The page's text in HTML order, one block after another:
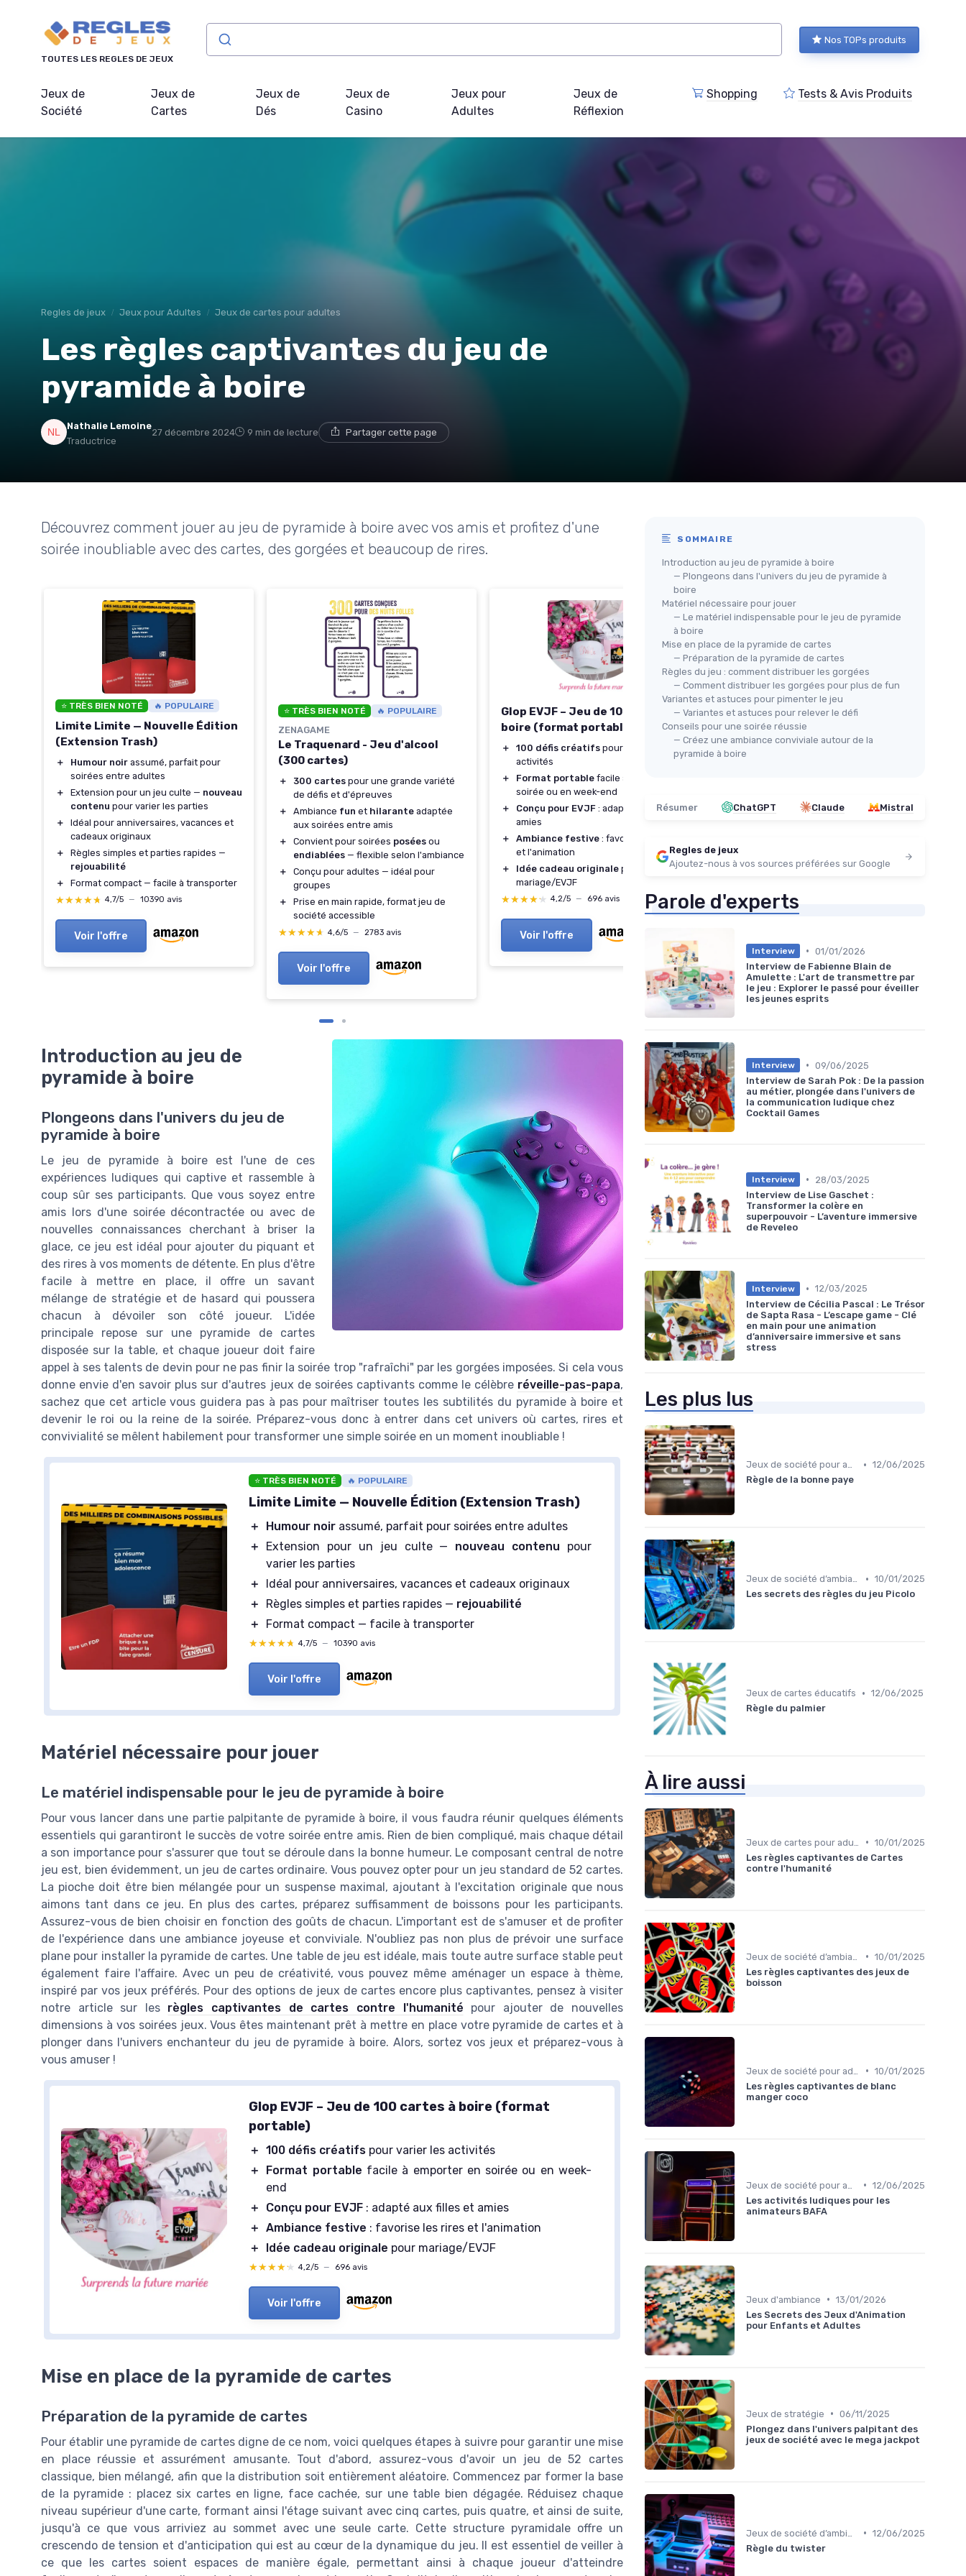
TOUTES LES REGLES DE JEUX
Nos TOPs produits
Jeux de
Société
Jeux de
Cartes
Jeux de
Dés
Jeux de
Casino
Jeux pour
Adultes
Jeux de
Réflexion
Shopping Tests & Avis Produits
Regles de jeux Jeux pour Adultes Jeux de cartes pour adultes
Les règles captivantes du jeu de
pyramide à boire
Nathalie Lemoine
Traductrice
27 décembre 2024 9 min de lecture Partager cette page
Découvrez comment jouer au jeu de pyramide à boire avec vos amis et profitez d'une
soirée inoubliable avec des cartes, des gorgées et beaucoup de rires.
⭐ TRÈS BIEN NOTÉ 🔥 POPULAIRE
Limite Limite — Nouvelle Édition
(Extension Trash)
＋ Humour noir assumé, parfait pour
soirées entre adultes
＋
Extension pour un jeu culte — nouveau
contenu pour varier les parties
＋
Idéal pour anniversaires, vacances et
cadeaux originaux
＋
Règles simples et parties rapides —
rejouabilité
＋
Format compact — facile à transporter
★★★★★
★★★★★ 4,7/5 — 10390 avis
Voir l'offre
⭐ TRÈS BIEN NOTÉ 🔥 POPULAIRE
ZENAGAME
Le Traquenard - Jeu d'alcool
(300 cartes)
＋ 300 cartes pour une grande variété
de défis et d'épreuves
＋
Ambiance fun et hilarante adaptée
aux soirées entre amis
＋
Convient pour soirées posées ou
endiablées — flexible selon l'ambiance
＋
Conçu pour adultes — idéal pour
groupes
＋
Prise en main rapide, format jeu de
société accessible
★★★★★
★★★★★ 4,6/5 — 2783 avis
Voir l'offre
Glop EVJF – Jeu de 100 cartes à
boire (format portable)
＋ 100 défis créatifs pour varier les
activités
＋
Format portable facile à emporter en
soirée ou en week-end
＋
Conçu pour EVJF : adapté aux filles et
amies
＋
Ambiance festive : favorise les rires
et l'animation
＋
Idée cadeau originale pour
mariage/EVJF
★★★★★
★★★★★ 4,2/5 — 696 avis
Voir l'offre
Déchirés — Jeu à boire (100
cartes) — Édition française
＋
＋ Idéal pour fêteset soirées entre amis
★★★★★
★★★★★ 972 avis
Voir l'offre
Introduction au jeu de
pyramide à boire
Plongeons dans l'univers du jeu de
pyramide à boire
Le jeu de pyramide à boire est l'une de ces
expériences ludiques qui captive et rassemble à
coup sûr ses participants. Que vous soyez entre
amis lors d'une soirée décontractée ou avec de
nouvelles connaissances cherchant à briser la
glace, ce jeu est idéal pour ajouter du piquant et
des rires à vos moments de détente. En plus d'être
facile à mettre en place, il offre un savant
mélange de stratégie et de hasard qui poussera
chacun à dévoiler son côté joueur. L'idée
principale repose sur une pyramide de cartes
disposée sur la table, et chaque joueur doit faire
appel à ses talents de devin pour ne pas finir la soirée trop "rafraîchi" par les gorgées imposées. Si cela vous
donne envie d'en savoir plus sur d'autres jeux de soirées captivants comme le célèbre réveille-pas-papa,
sachez que cet article vous guidera pas à pas pour maîtriser toutes les subtilités du pyramide à boire et
devenir le roi ou la reine de la soirée. Préparez-vous donc à entrer dans cet univers où cartes, rires et
convivialité se mêlent habilement pour transformer une simple soirée en un moment inoubliable !
⭐ TRÈS BIEN NOTÉ 🔥 POPULAIRE
Limite Limite — Nouvelle Édition (Extension Trash)
＋ Humour noir assumé, parfait pour soirées entre adultes
＋
Extension pour un jeu culte — nouveau contenu pour
varier les parties
＋
Idéal pour anniversaires, vacances et cadeaux originaux
＋
Règles simples et parties rapides — rejouabilité
＋
Format compact — facile à transporter
★★★★★
★★★★★ 4,7/5 — 10390 avis
Voir l'offre
Matériel nécessaire pour jouer
Le matériel indispensable pour le jeu de pyramide à boire
Pour vous lancer dans une partie palpitante de pyramide à boire, il vous faudra réunir quelques éléments
essentiels qui garantiront le succès de votre soirée entre amis. Rien de bien compliqué, mais chaque détail
a son importance pour s'assurer que tout se déroule dans la bonne humeur. Le composant central de notre
jeu est, bien évidemment, un jeu de cartes ordinaire. Vous pouvez opter pour un jeu standard de 52 cartes.
La pioche doit être bien mélangée pour un suspense maximal, ajoutant à l'excitation originale que nous
aimons tant dans ce jeu. En plus des cartes, préparez suffisamment de boissons pour les participants.
Assurez-vous de bien choisir en fonction des goûts de chacun. L'important est de s'amuser et de profiter
de l'expérience dans une ambiance joyeuse et conviviale. N'oubliez pas non plus de prévoir une surface
plane pour installer la pyramide de cartes. Une table de jeu est idéale, mais toute autre surface stable peut
également faire l'affaire. Avec un peu de créativité, vous pouvez même aménager un espace à thème,
inspiré par vos jeux préférés. Pour des options de jeux de cartes encore plus captivantes, pensez à visiter
notre article sur les règles captivantes de cartes contre l'humanité pour ajouter de nouvelles
dimensions à vos soirées jeux. Vous êtes maintenant prêt à mettre en place votre pyramide de cartes et à
plonger dans l'univers enchanteur du jeu de pyramide à boire. Alors, sortez vos jeux et préparez-vous à
vous amuser !
Glop EVJF – Jeu de 100 cartes à boire (format
portable)
＋ 100 défis créatifs pour varier les activités
＋
Format portable facile à emporter en soirée ou en week-
end
＋
Conçu pour EVJF : adapté aux filles et amies
＋ Ambiance festive : favorise les rires et l'animation
＋
Idée cadeau originale pour mariage/EVJF
★★★★★
★★★★★ 4,2/5 — 696 avis
Voir l'offre
Mise en place de la pyramide de cartes
Préparation de la pyramide de cartes
Pour établir une pyramide de cartes digne de ce nom, voici quelques étapes à suivre pour garantir une mise
en place réussie et assurément amusante. Tout d'abord, assurez-vous d'avoir un jeu de 52 cartes
classique, bien mélangé, afin que la distribution soit entièrement aléatoire. Commencez par former la base
de la pyramide : placez six cartes en ligne, face cachée, sur une table bien dégagée. Réduisez chaque
niveau supérieur d'une carte, formant ainsi l'étage suivant avec cinq cartes, puis quatre, et ainsi de suite,
jusqu'à ce que vous arriviez au sommet avec une seule carte. Cette structure pyramidale offre un
crescendo de tension et d'anticipation qui est au cœur de la dynamique du jeu. Il est essentiel de veiller à
ce que les cartes soient espaces de manière égale, permettant ainsi à chaque joueur d'atteindre
SOMMAIRE
Introduction au jeu de pyramide à boire
— Plongeons dans l'univers du jeu de pyramide à
boire
Matériel nécessaire pour jouer
— Le matériel indispensable pour le jeu de pyramide
à boire
Mise en place de la pyramide de cartes
— Préparation de la pyramide de cartes
Règles du jeu : comment distribuer les gorgées
— Comment distribuer les gorgées pour plus de fun
Variantes et astuces pour pimenter le jeu
— Variantes et astuces pour relever le défi
Conseils pour une soirée réussie
— Créez une ambiance conviviale autour de la
pyramide à boire
Résumer ChatGPT Claude Mistral
Regles de jeux
Ajoutez-nous à vos sources préférées sur Google
Parole d'experts
Interview • 01/01/2026
Interview de Fabienne Blain de
Amulette : L'art de transmettre par
le jeu : Explorer le passé pour éveiller
les jeunes esprits
Interview • 09/06/2025
Interview de Sarah Pok : De la passion
au métier, plongée dans l'univers de
la communication ludique chez
Cocktail Games
Interview •
28/03/2025
Interview de Lise Gaschet :
Transformer la colère en
superpouvoir - L’aventure immersive
de Reveleo
Interview • 12/03/2025
Interview de Cécilia Pascal : Le Trésor
de Sapta Rasa - L’escape game - Clé
en main pour une animation
d’anniversaire immersive et sans
stress
Les plus lus
Jeux de société pour adultes • 12/06/2025
Règle de la bonne paye
Jeux de société d’ambiance pour adultes • 10/01/2025
Les secrets des règles du jeu Picolo
Jeux de cartes éducatifs • 12/06/2025
Règle du palmier
À lire aussi
• 10/01/2025
Les règles captivantes de Cartes
contre l'humanité
• 10/01/2025
Les règles captivantes des jeux de
boisson
• 10/01/2025
Les règles captivantes de blanc
manger coco
• 12/06/2025
Les activités ludiques pour les
animateurs BAFA
Jeux d'ambiance • 13/01/2026
Les Secrets des Jeux d'Animation
pour Enfants et Adultes
Jeux de stratégie • 06/11/2025
Plongez dans l'univers palpitant des
jeux de société avec le mega jackpot
• 12/06/2025
Règle du twister